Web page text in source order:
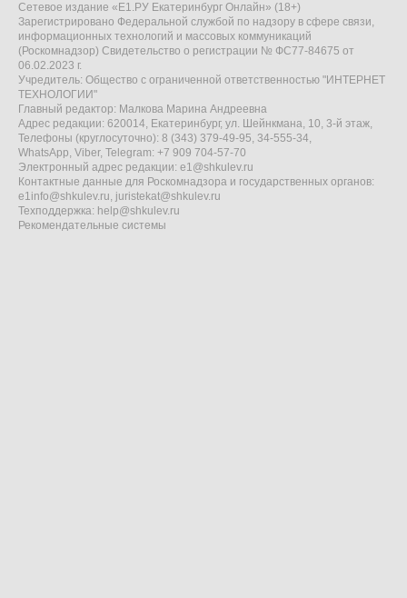
Сетевое издание «Е1.РУ Екатеринбург Онлайн» (18+)
Зарегистрировано Федеральной службой по надзору в сфере связи,
информационных технологий и массовых коммуникаций
(Роскомнадзор) Свидетельство о регистрации № ФС77-84675 от
06.02.2023 г.
Учредитель: Общество с ограниченной ответственностью "ИНТЕРНЕТ
ТЕХНОЛОГИИ"
Главный редактор: Малкова Марина Андреевна
Адрес редакции: 620014, Екатеринбург, ул. Шейнкмана, 10, 3-й этаж,
Телефоны (круглосуточно): 8 (343) 379-49-95, 34-555-34,
WhatsApp, Viber, Telegram: +7 909 704-57-70
Электронный адрес редакции: e1@shkulev.ru
Контактные данные для Роскомнадзора и государственных органов:
e1info@shkulev.ru, juristekat@shkulev.ru
Техподдержка: help@shkulev.ru
Рекомендательные системы